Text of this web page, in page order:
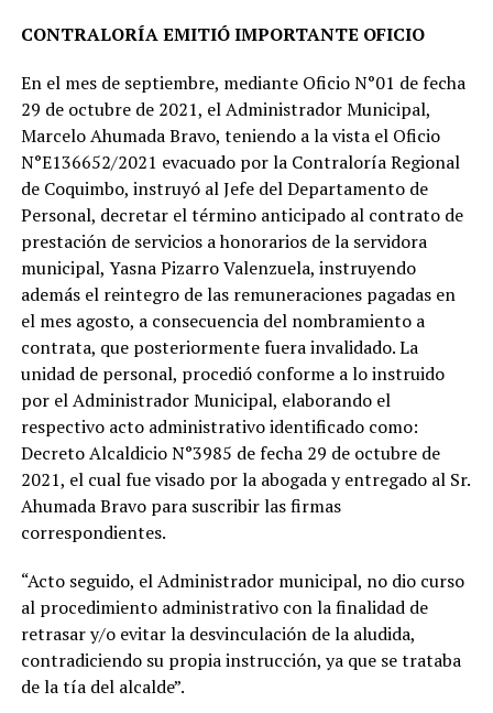
CONTRALORÍA EMITIÓ IMPORTANTE OFICIO
En el mes de septiembre, mediante Oficio N°01 de fecha
29 de octubre de 2021, el Administrador Municipal,
Marcelo Ahumada Bravo, teniendo a la vista el Oficio
N°E136652/2021 evacuado por la Contraloría Regional
de Coquimbo, instruyó al Jefe del Departamento de
Personal, decretar el término anticipado al contrato de
prestación de servicios a honorarios de la servidora
municipal, Yasna Pizarro Valenzuela, instruyendo
además el reintegro de las remuneraciones pagadas en
el mes agosto, a consecuencia del nombramiento a
contrata, que posteriormente fuera invalidado. La
unidad de personal, procedió conforme a lo instruido
por el Administrador Municipal, elaborando el
respectivo acto administrativo identificado como:
Decreto Alcaldicio N°3985 de fecha 29 de octubre de
2021, el cual fue visado por la abogada y entregado al Sr.
Ahumada Bravo para suscribir las firmas
correspondientes.
“Acto seguido, el Administrador municipal, no dio curso
al procedimiento administrativo con la finalidad de
retrasar y/o evitar la desvinculación de la aludida,
contradiciendo su propia instrucción, ya que se trataba
de la tía del alcalde”.